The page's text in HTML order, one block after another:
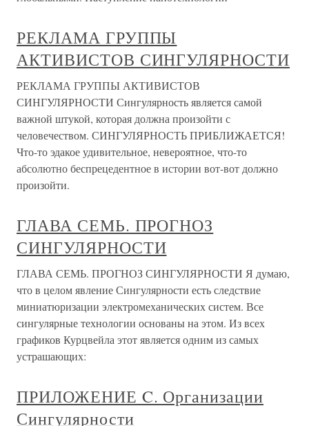
РЕКЛАМА ГРУППЫ
АКТИВИСТОВ СИНГУЛЯРНОСТИ
РЕКЛАМА ГРУППЫ АКТИВИСТОВ
СИНГУЛЯРНОСТИ Сингулярность является самой
важной штукой, которая должна произойти с
человечеством. СИНГУЛЯРНОСТЬ ПРИБЛИЖАЕТСЯ!
Что-то эдакое удивительное, невероятное, что-то
абсолютно беспрецедентное в истории вот-вот должно
произойти.
ГЛАВА СЕМЬ. ПРОГНОЗ
СИНГУЛЯРНОСТИ
ГЛАВА СЕМЬ. ПРОГНОЗ СИНГУЛЯРНОСТИ Я думаю,
что в целом явление Сингулярности есть следствие
миниатюризации электромеханических систем. Все
сингулярные технологии основаны на этом. Из всех
графиков Курцвейла этот является одним из самых
устрашающих:
ПРИЛОЖЕНИЕ C. Организации
Сингулярности